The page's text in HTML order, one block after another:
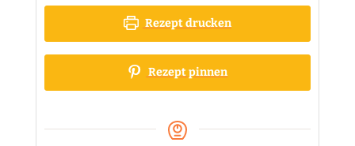
Rezept drucken
Rezept pinnen